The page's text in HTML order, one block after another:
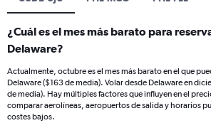
¿Cuál es el mes más barato para
Delaware?
Actualmente, octubre es el mes más barato en el que
Delaware ($163 de media). Volar desde Delaware en
de media). Hay múltiples factores que influyen en el
comparar aerolíneas, aeropuertos de salida y horarios
costes bajos.